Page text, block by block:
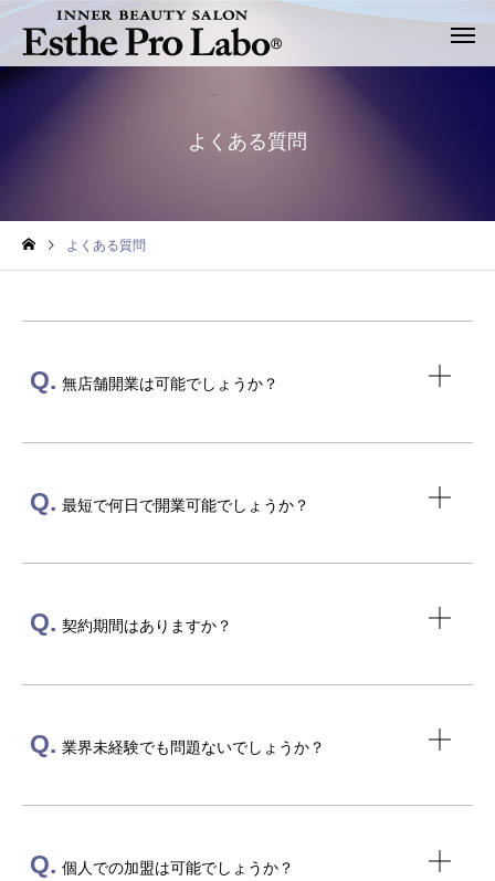
よくある質問
よくある質問
Q. 無店舗開業は可能でしょうか？
Q. 最短で何日で開業可能でしょうか？
Q. 契約期間はありますか？
Q. 業界未経験でも問題ないでしょうか？
Q. 個人での加盟は可能でしょうか？